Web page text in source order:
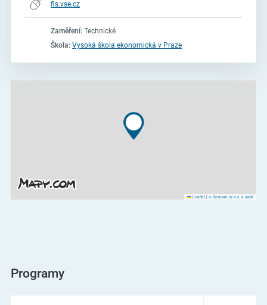
fis.vse.cz
Zaměření:Technické
Škola: Vysoká škola ekonomická v Praze
Leaflet | © Seznam.cz a.s. a další
Programy